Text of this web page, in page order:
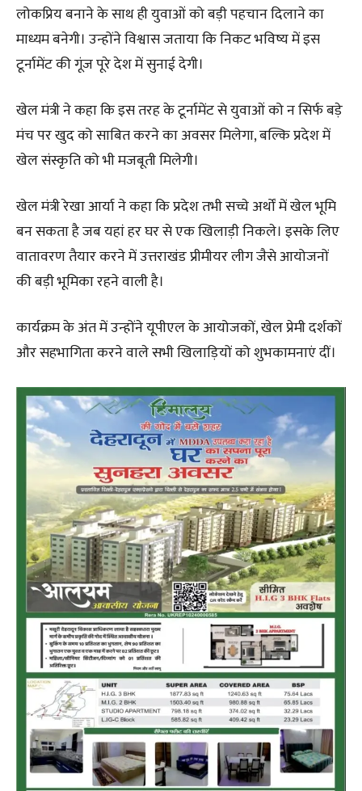
लोकप्रिय बनाने के साथ ही युवाओं को बड़ी पहचान दिलाने का
माध्यम बनेगी। उन्होंने विश्वास जताया कि निकट भविष्य में इस
टूर्नामेंट की गूंज पूरे देश में सुनाई देगी।
खेल मंत्री ने कहा कि इस तरह के टूर्नामेंट से युवाओं को न सिर्फ बड़े
मंच पर खुद को साबित करने का अवसर मिलेगा, बल्कि प्रदेश में
खेल संस्कृति को भी मजबूती मिलेगी।
खेल मंत्री रेखा आर्या ने कहा कि प्रदेश तभी सच्चे अर्थों में खेल भूमि
बन सकता है जब यहां हर घर से एक खिलाड़ी निकले। इसके लिए
वातावरण तैयार करने में उत्तराखंड प्रीमीयर लीग जैसे आयोजनों
की बड़ी भूमिका रहने वाली है।
कार्यक्रम के अंत में उन्होंने यूपीएल के आयोजकों, खेल प्रेमी दर्शकों
और सहभागिता करने वाले सभी खिलाड़ियों को शुभकामनाएं दीं।